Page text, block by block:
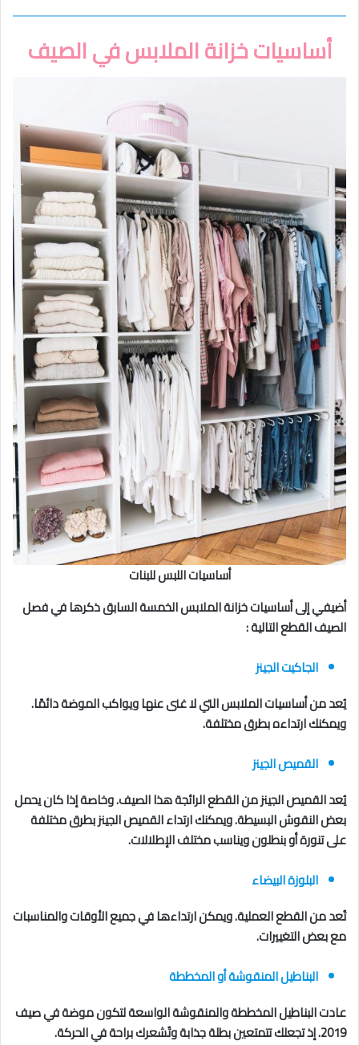
أساسيات خزانة الملابس في الصيف
أساسيات اللبس للبنات
أضيفي إلى أساسيات خزانة الملابس الخمسة السابق ذكرها في فصل
الصيف القطع التالية :
الجاكيت الجينز
يُعد من أساسيات الملابس التي لا غنى عنها ويواكب الموضة دائمًا.
ويمكنك ارتداءه بطرق مختلفة.
القميص الجينز
يُعد القميص الجينز من القطع الرائجة هذا الصيف. وخاصة إذا كان يحمل
بعض النقوش البسيطة. ويمكنك ارتداء القميص الجينز بطرق مختلفة
على تنورة أو بنطلون ويناسب مختلف الإطلالات.
البلوزة البيضاء
تُعد من القطع العملية. ويمكن ارتداءها في جميع الأوقات والمناسبات
مع بعض التغييرات.
البناطيل المنقوشة أو المخططة
عادت البناطيل المخططة والمنقوشة الواسعة لتكون موضة في صيف
2019. إذ تجعلك تتمتعين بطلة جذابة وتُشعرك براحة في الحركة.